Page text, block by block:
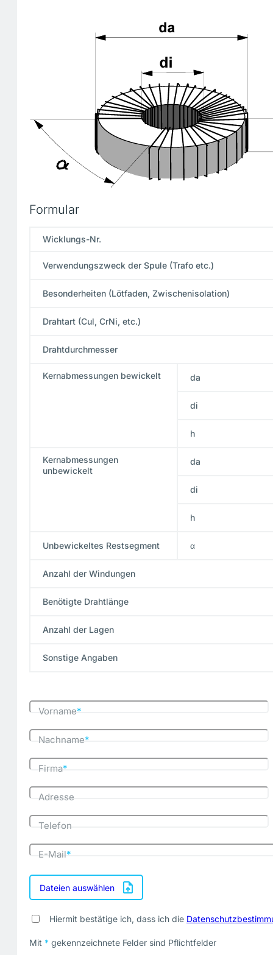
Formular
Wicklungs-Nr.
Verwendungszweck der Spule (Trafo etc.)
Besonderheiten (Lötfaden, Zwischenisolation)
Drahtart (Cul, CrNi, etc.)
Drahtdurchmesser
Kernabmessungen bewickelt da
di
h
Kernabmessungen
unbewickelt
da
di
h
Unbewickeltes Restsegment α
Anzahl der Windungen
Benötigte Drahtlänge
Anzahl der Lagen
Sonstige Angaben
Vorname*
Nachname*
Firma*
Adresse
Telefon
E-Mail*
Dateien auswählen
Hiermit bestätige ich, dass ich die
Mit * gekennzeichnete Felder sind Pflichtfelder